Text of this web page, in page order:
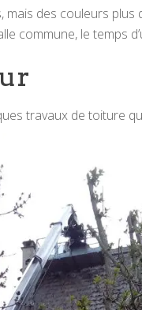
mais des couleurs
commune, le temps
travaux de toiture